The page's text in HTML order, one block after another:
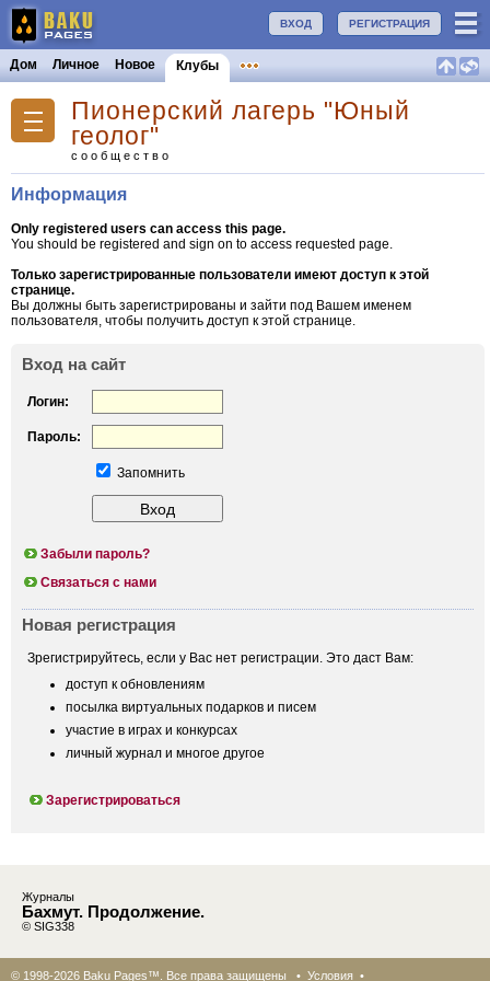
РЕГИСТРАЦИЯ
ВХОД
Дом Личное Новое Клубы
Пионерский лагерь "Юный
геолог"
сообщество
Информация
Only registered users can access this page.
You should be registered and sign on to access requested page.
Только зарегистрированные пользователи имеют доступ к этой
странице.
Вы должны быть зарегистрированы и зайти под Вашем именем
пользователя, чтобы получить доступ к этой странице.
Вход на сайт
Логин:
Пароль:
Запомнить
Забыли пароль?
Связаться с нами
Новая регистрация
Зрегистрируйтесь, если у Вас нет регистрации. Это даст Вам:
доступ к обновлениям
посылка виртуальных подарков и писем
участие в играх и конкурсах
личный журнал и многое другое
Зарегистрироваться
Журналы
Бахмут. Продолжение.
© SIG338
© 1998-2026 Baku Pages™. Все права защищены • Условия •